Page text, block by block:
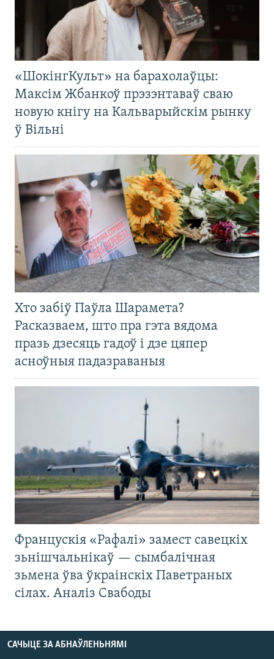
«ШокінгКульт» на барахолаўцы:
Максім Жбанкоў прэзэнтаваў сваю
новую кнігу на Кальварыйскім рынку
ў Вільні
Хто забіў Паўла Шарамета?
Расказваем, што пра гэта вядома
празь дзесяць гадоў і дзе цяпер
асноўныя падазраваныя
Францускія «Рафалі» замест савецкіх
зьнішчальнікаў — сымбалічная
зьмена ўва ўкраінскіх Паветраных
сілах. Аналіз Свабоды
САЧЫЦЕ ЗА АБНАЎЛЕНЬНЯМІ